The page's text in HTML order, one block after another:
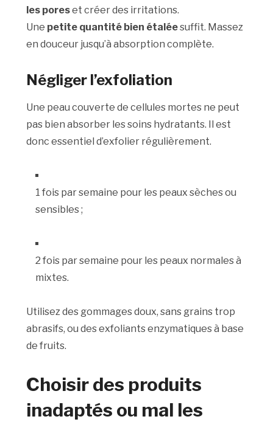
les poreset créer des irritations.
Une petite quantité bien étaléesuffit. Massez
en douceur jusqu’à absorption complète.
Négliger l’exfoliation
Une peau couverte de cellules mortes ne peut
pas bien absorber les soins hydratants. Il est
donc essentiel d’exfolier régulièrement.
1 fois par semaine pour les peaux sèches ou
sensibles ;
2 fois par semaine pour les peaux normales à
mixtes.
Utilisez des gommages doux, sans grains trop
abrasifs, ou des exfoliants enzymatiques à base
de fruits.
Choisir des produits
inadaptés ou mal les